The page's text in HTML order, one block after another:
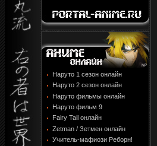
Наруто 1 сезон онлайн
Наруто 2 сезон онлайн
Наруто фильмы онлайн
Наруто фильм 9
Fairy Tail онлайн
Zetman / Зетмен онлайн
Учитель-мафиози Реборн!